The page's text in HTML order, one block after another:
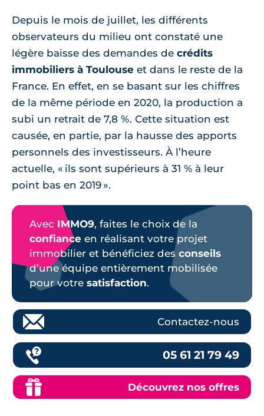
Depuis le mois de juillet, les différents
observateurs du milieu ont constaté une
légère baisse des demandes de crédits
immobiliers à Toulouse et dans le reste de la
France. En effet, en se basant sur les chiffres
de la même période en 2020, la production a
subi un retrait de 7,8 %. Cette situation est
causée, en partie, par la hausse des apports
personnels des investisseurs. À l’heure
actuelle, « ils sont supérieurs à 31 % à leur
point bas en 2019 ».
Avec IMMO9, faites le choix de la
confiance en réalisant votre projet
immobilier et bénéficiez des conseils
d’une équipe entièrement mobilisée
pour votre satisfaction.
Contactez-nous
05 61 21 79 49
Découvrez nos offres